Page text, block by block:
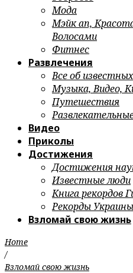
Мода
Мэйк ап,
Волосами
Фитнес
Развлечения
Все об
Музыка, Видео,
Путешествия
Видео
Приколы
Достижения
Достижения
Известные люди
Книга рекордов
Рекорды Украины
Взломай свою жизнь
Home
/
Взломай свою жизнь